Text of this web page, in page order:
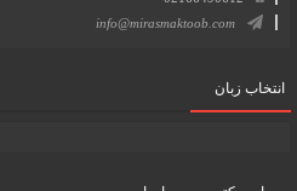
info@mirasmaktoob.com
انتخاب زبان